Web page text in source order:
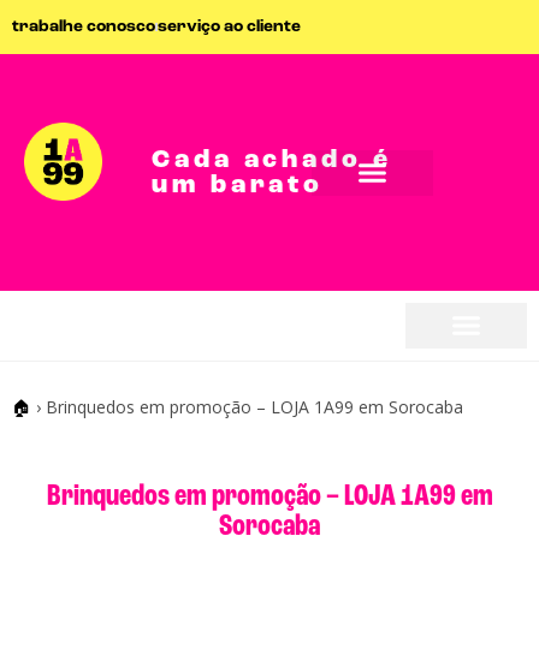
trabalhe conoscoserviço ao cliente
Cada achado é
um barato
🏠 › Brinquedos em promoção – LOJA 1A99 em Sorocaba
Brinquedos em promoção – LOJA 1A99 em
Sorocaba